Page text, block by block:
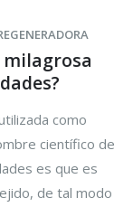
como
científico de
es que es
de tal modo